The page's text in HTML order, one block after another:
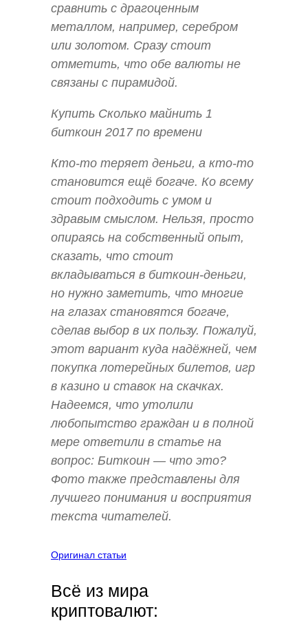
сравнить с драгоценным
металлом, например, серебром
или золотом. Сразу стоит
отметить, что обе валюты не
связаны с пирамидой.
Купить Сколько майнить 1
биткоин 2017 по времени
Кто-то теряет деньги, а кто-то
становится ещё богаче. Ко всему
стоит подходить с умом и
здравым смыслом. Нельзя, просто
опираясь на собственный опыт,
сказать, что стоит
вкладываться в биткоин-деньги,
но нужно заметить, что многие
на глазах становятся богаче,
сделав выбор в их пользу. Пожалуй,
этот вариант куда надёжней, чем
покупка лотерейных билетов, игр
в казино и ставок на скачках.
Надеемся, что утолили
любопытство граждан и в полной
мере ответили в статье на
вопрос: Биткоин — что это?
Фото также представлены для
лучшего понимания и восприятия
текста читателей.
Оригинал статьи
Всё из мира
криптовалют: